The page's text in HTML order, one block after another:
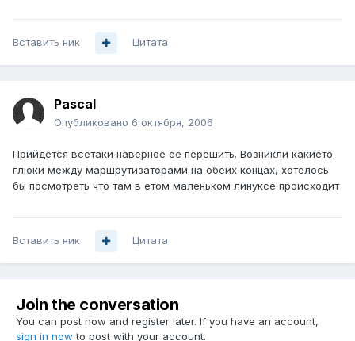
Вставить ник Цитата
Pascal
Опубликовано 6 октября, 2006
Прийдется всетаки наверное ее перешить. Возникли какието
глюки между маршрутизаторами на обеих концах, хотелось
бы посмотреть что там в етом маленьком линуксе происходит
Вставить ник Цитата
Join the conversation
You can post now and register later. If you have an account,
sign in now to post with your account.